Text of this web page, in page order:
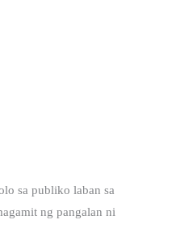
sa publiko laban sa
ng pangalan ni